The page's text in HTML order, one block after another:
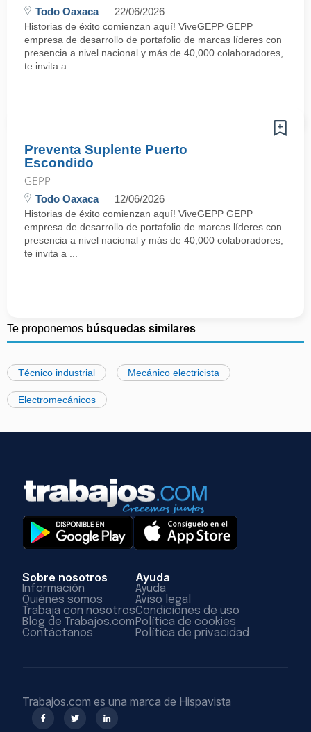
Todo Oaxaca 22/06/2026
Historias de éxito comienzan aquí! ViveGEPP GEPP
empresa de desarrollo de portafolio de marcas líderes con
presencia a nivel nacional y más de 40,000 colaboradores,
te invita a ...
Preventa Suplente Puerto
Escondido
GEPP
Todo Oaxaca 12/06/2026
Historias de éxito comienzan aquí! ViveGEPP GEPP
empresa de desarrollo de portafolio de marcas líderes con
presencia a nivel nacional y más de 40,000 colaboradores,
te invita a ...
Te proponemos búsquedas similares
Técnico industrial Mecánico electricista
Electromecánicos
Sobre nosotros
Información
Quiénes somos
Trabaja con nosotros
Blog de Trabajos.com
Contáctanos
Ayuda
Ayuda
Aviso legal
Condiciones de uso
Política de cookies
Política de privacidad
Trabajos.com es una marca de Hispavista